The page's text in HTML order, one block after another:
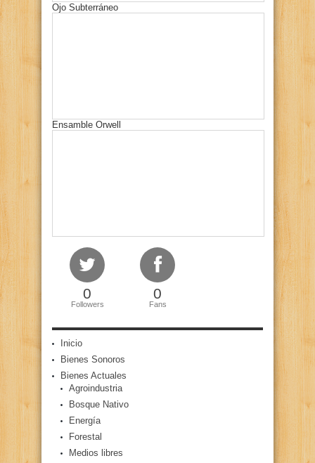
Ojo Subterráneo
Ensamble Orwell
0
Followers
0
Fans
Inicio
Bienes Sonoros
Bienes Actuales
Agroindustria
Bosque Nativo
Energía
Forestal
Medios libres